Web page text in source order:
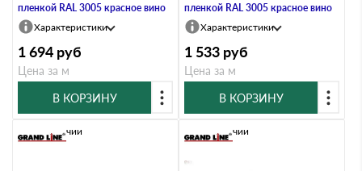
пленкой RAL 3005 красное вино
Характеристики
1 694 руб
Цена за м
В КОРЗИНУ
пленкой RAL 3005 красное вино
Характеристики
1 533 руб
Цена за м
В КОРЗИНУ
В наличии В наличии